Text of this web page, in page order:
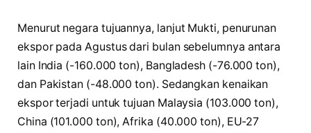
Menurut negara tujuannya, lanjut Mukti, penurunan
ekspor pada Agustus dari bulan sebelumnya antara
lain India (-160.000 ton), Bangladesh (-76.000 ton),
dan Pakistan (-48.000 ton). Sedangkan kenaikan
ekspor terjadi untuk tujuan Malaysia (103.000 ton),
China (101.000 ton), Afrika (40.000 ton), EU-27